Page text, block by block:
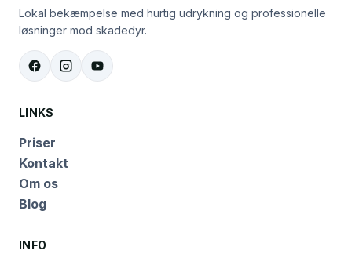
Lokal bekæmpelse med hurtig udrykning og professionelle
løsninger mod skadedyr.
LINKS
Priser
Kontakt
Om os
Blog
INFO